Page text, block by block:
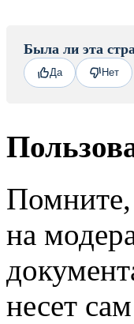
Была ли эта
Да Нет
Помните,
на
несет